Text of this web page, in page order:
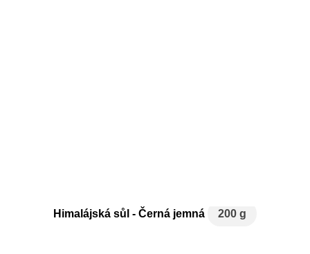
Himalájská sůl - Černá jemná 200 g